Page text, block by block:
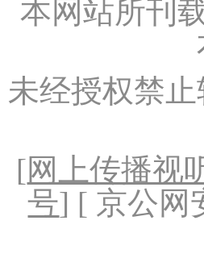
本网站所刊
未经授权禁
[网上传播视
号] [ 京公网